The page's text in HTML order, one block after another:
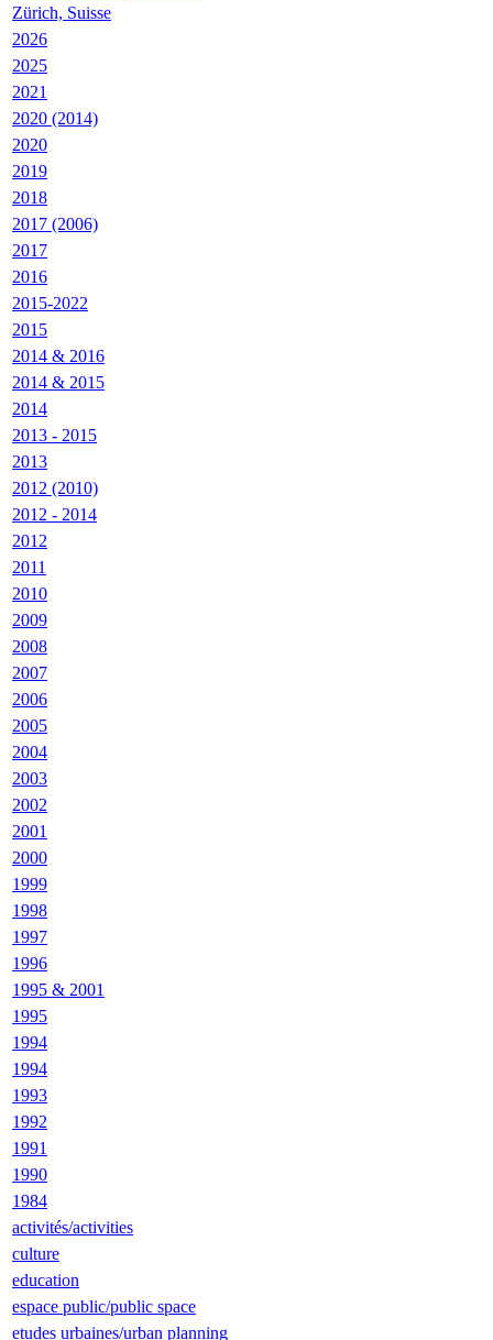
Zürich, Suisse
2026
2025
2021
2020 (2014)
2020
2019
2018
2017 (2006)
2017
2016
2015-2022
2015
2014 & 2016
2014 & 2015
2014
2013 - 2015
2013
2012 (2010)
2012 - 2014
2012
2011
2010
2009
2008
2007
2006
2005
2004
2003
2002
2001
2000
1999
1998
1997
1996
1995 & 2001
1995
1994
1994
1993
1992
1991
1990
1984
activités/activities
culture
education
espace public/public space
etudes urbaines/urban planning